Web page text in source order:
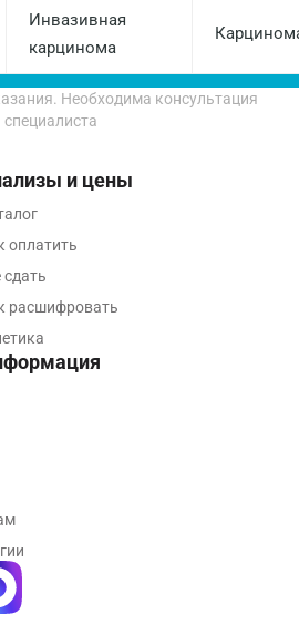
Инвазивная
карцинома
Необходима консультация
специалиста
и цены
оплатить
сдать
расшифровать